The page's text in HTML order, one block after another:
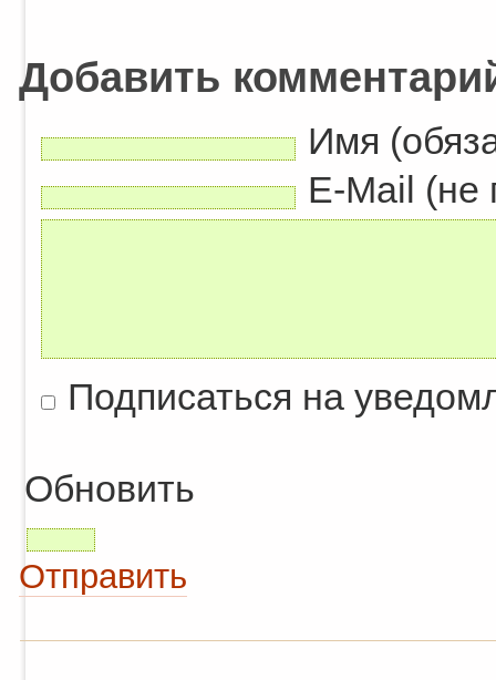
Добавить
Имя
E-Mail (не
Подписаться на
Обновить
Отправить